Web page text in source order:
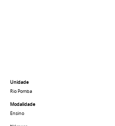
Unidade
Rio Pomba
Modalidade
Ensino